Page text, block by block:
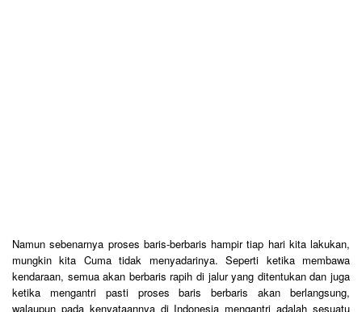
Namun sebenarnya proses baris-berbaris hampir tiap hari kita lakukan,
mungkin kita Cuma tidak menyadarinya. Seperti ketika membawa
kendaraan, semua akan berbaris rapih di jalur yang ditentukan dan juga
ketika mengantri pasti proses baris berbaris akan berlangsung,
walaupun pada kenyataannya di Indonesia mengantri adalah sesuatu